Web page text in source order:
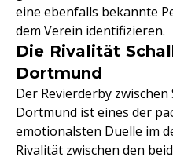
eine ebenfalls bekannte
dem Verein identifizieren.
Die Rivalität
Dortmund
Der Revierderby
Dortmund ist eines der
emotionalsten Duelle im
Rivalität zwischen den